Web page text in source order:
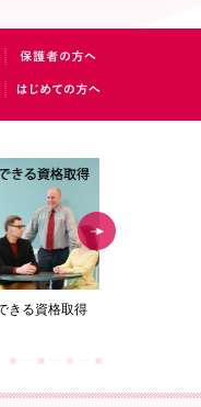
きる資格取得